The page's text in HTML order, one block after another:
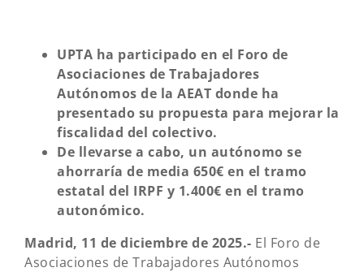
UPTA ha participado en el Foro de
Asociaciones de Trabajadores
Autónomos de la AEAT donde ha
presentado su propuesta para mejorar la
fiscalidad del colectivo.
De llevarse a cabo, un autónomo se
ahorraría de media 650€ en el tramo
estatal del IRPF y 1.400€ en el tramo
autonómico.
Madrid, 11 de diciembre de 2025.- El Foro de
Asociaciones de Trabajadores Autónomos